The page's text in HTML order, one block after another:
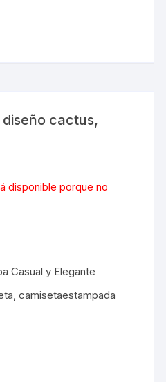
cactus,
disponible porque no
Casual y Elegante
,camisetaestampada